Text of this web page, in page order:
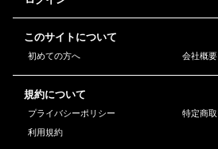
このサイトについて
初めての方へ 会社概要
規約について
プライバシーポリシー
特定商
利用規約